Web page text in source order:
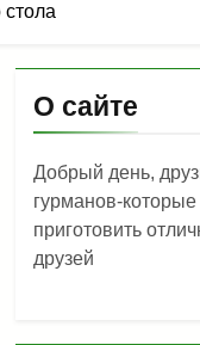
О сайте
Добрый день,
гурманов-
приготовить
друзей